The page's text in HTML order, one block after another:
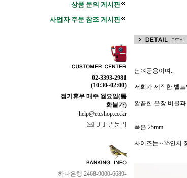
상품 문의 게시판
사업자 주문 참조 게시판
02-3393-2981
(10:30~02:00)
정기휴무 매주 월요일(통
화불가)
help@etcshop.co.kr
하나은행 2468-9000-6689-
남여공용이며..
저희가 제작한 벨
깔끔한 은장 버클
폭은 25mm
사이즈는 ~35인치